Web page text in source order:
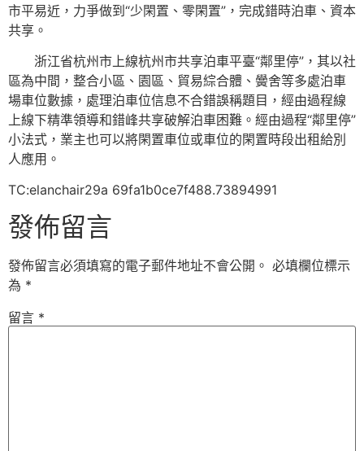
市平易近，力爭做到“少閑置、零閑置”，完成錯時泊車、資本
共享。
浙江省杭州市上線杭州市共享泊車平臺“鄰里停”，其以社
區為中間，整合小區、園區、貿易綜合體、黌舍等多處泊車
場車位數據，處理泊車位信息不合錯誤稱題目，經由過程線
上線下精準領導和錯峰共享破解泊車困難。經由過程“鄰里停”
小法式，業主也可以將閑置車位或車位的閑置時段出租給別
人應用。
TC:elanchair29a 69fa1b0ce7f488.73894991
發佈留言
發佈留言必須填寫的電子郵件地址不會公開。 必填欄位標示
為 *
留言 *